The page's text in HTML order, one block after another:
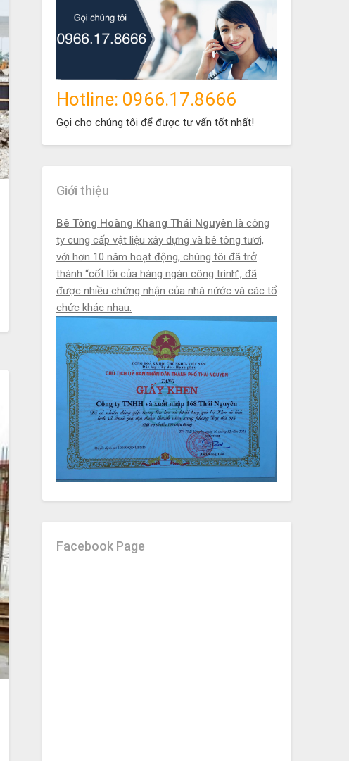
Hotline: 0966.17.8666
Gọi cho chúng tôi để được tư vấn tốt nhất!
Giới thiệu
Bê Tông Hoàng Khang Thái Nguyên là công
ty cung cấp vật liệu xây dựng và bê tông tươi,
với hơn 10 năm hoạt động, chúng tôi đã trở
thành “cốt lõi của hàng ngàn công trình”, đã
được nhiều chứng nhận của nhà nứớc và các tổ
chức khác nhau.
Facebook Page